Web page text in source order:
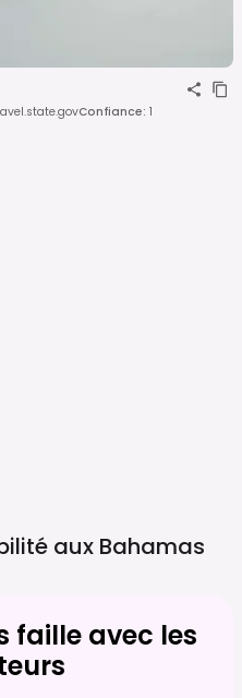
Confiance: 1
aux Bahamas
faille avec les